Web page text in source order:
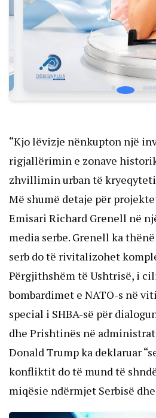
“Kjo lëvizje nënkupton një
rigjallërimin e zonave
zhvillimin urban të
Më shumë detaje për
Emisari Richard Grenell në
media serbe. Grenell ka
serb do të rivitalizohet
Përgjithshëm të Ushtrisë, i
bombardimet e NATO-s në
special i SHBA-së për
dhe Prishtinës në
Donald Trump ka deklaruar
konfliktit do të mund të
miqësie ndërmjet Serbisë dhe